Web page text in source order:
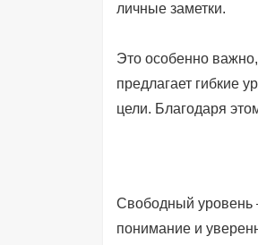
личные заметки.
Это особенно
предлагает гибкие
цели. Благодаря
Свободный уровень
понимание и